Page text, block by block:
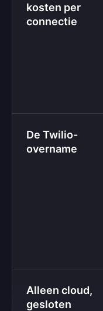
kosten per
connectie
De Twilio-
overname
Alleen cloud,
gesloten